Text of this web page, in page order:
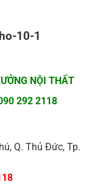
NỘI THẤT
292 2118
Q. Thủ Đức, Tp.